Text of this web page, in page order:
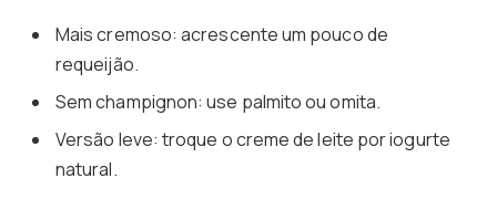
Mais cremoso: acrescente um pouco de
requeijão.
Sem champignon: use palmito ou omita.
Versão leve: troque o creme de leite por iogurte
natural.